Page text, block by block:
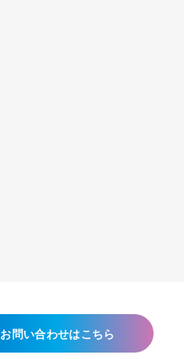
お問い合わせはこちら